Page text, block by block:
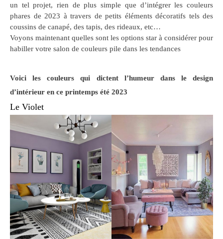
un tel projet, rien de plus simple que d’intégrer les couleurs
phares de 2023 à travers de petits éléments décoratifs tels des
coussins de canapé, des tapis, des rideaux, etc…
Voyons maintenant quelles sont les options star à considérer pour
habiller votre salon de couleurs pile dans les tendances
Voici les couleurs qui dictent l’humeur dans le design
d’intérieur en ce printemps été 2023
Le Violet